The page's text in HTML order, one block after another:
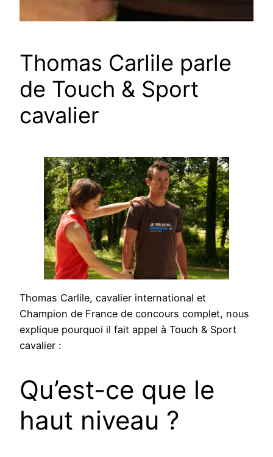
Thomas Carlile parle
de Touch & Sport
cavalier
Thomas Carlile, cavalier international et
Champion de France de concours complet, nous
explique pourquoi il fait appel à Touch & Sport
cavalier :
Qu’est-ce que le
haut niveau ?